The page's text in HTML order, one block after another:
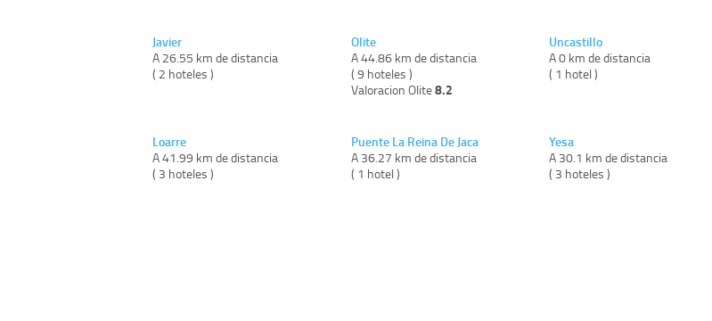
Javier
A 26.55 km de distancia
( 2 hoteles )
Loarre
A 41.99 km de distancia
( 3 hoteles )
Olite
A 44.86 km de distancia
( 9 hoteles )
Valoracion Olite8.2
Puente La Reina De Jaca
A 36.27 km de distancia
( 1 hotel )
Uncastillo
A 0 km de distancia
( 1 hotel )
Yesa
A 30.1 km de distancia
( 3 hoteles )